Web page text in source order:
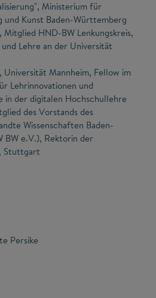
Ministerium für
und Kunst Baden-Württemberg
HND-BW Lenkungskreis,
Lehre an der Universität
Mannheim, Fellow im
Lehrinnovationen und
in der digitalen Hochschullehre
des Vorstands des
Wissenschaften Baden-
BW e.V.), Rektorin der
Stuttgart
Persike